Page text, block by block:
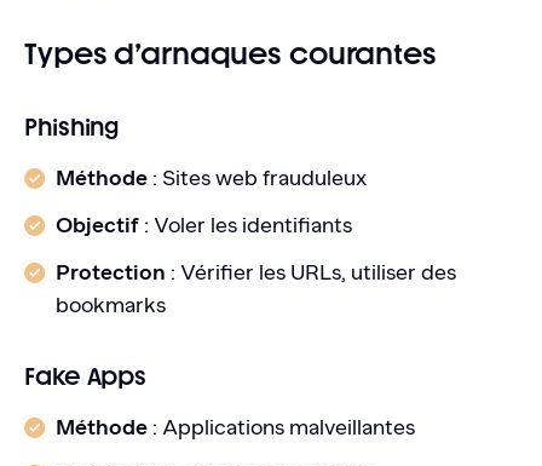
Types d’arnaques courantes
Phishing
Méthode : Sites web frauduleux
Objectif : Voler les identifiants
Protection : Vérifier les URLs, utiliser des
bookmarks
Fake Apps
Méthode : Applications malveillantes